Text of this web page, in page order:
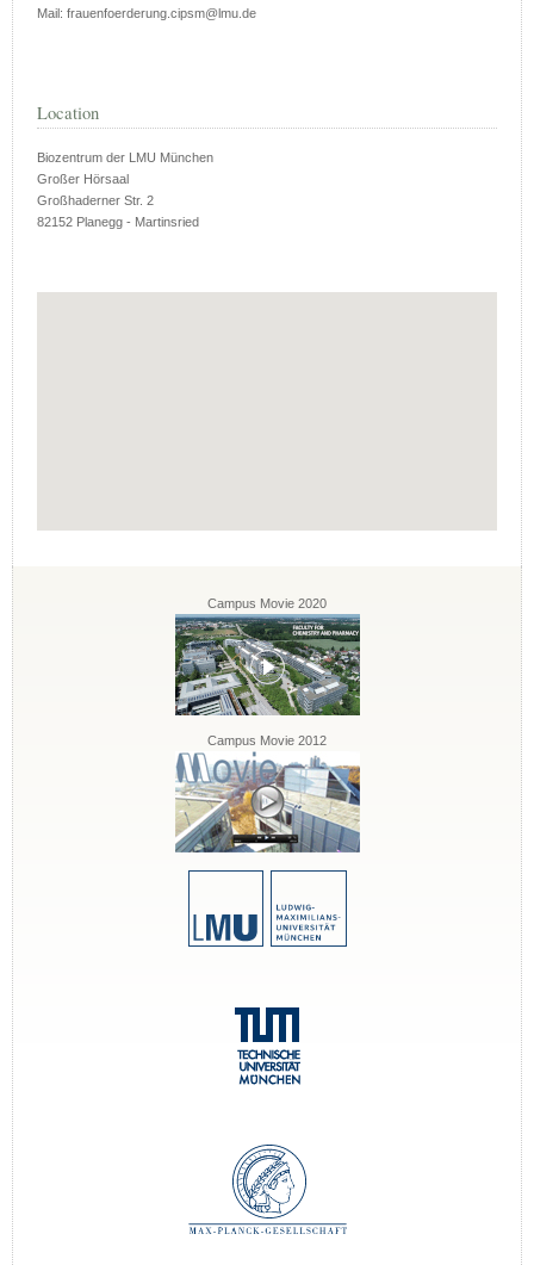
Mail: frauenfoerderung.cipsm@lmu.de
Location
Biozentrum der LMU München
Großer Hörsaal
Großhaderner Str. 2
82152 Planegg - Martinsried
Campus Movie 2020
Campus Movie 2012